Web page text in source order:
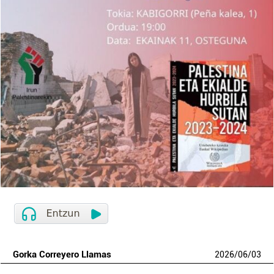
Gorka Correyero Llamas 2026/06/03